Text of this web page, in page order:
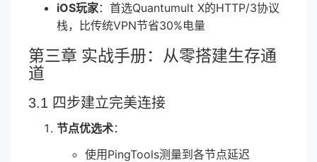
iOS玩家：首选Quantumult X的HTTP/3协议
栈，比传统VPN节省30%电量
第三章 实战手册：从零搭建生存通
道
3.1 四步建立完美连接
节点优选术：
使用PingTools测量到各节点延迟